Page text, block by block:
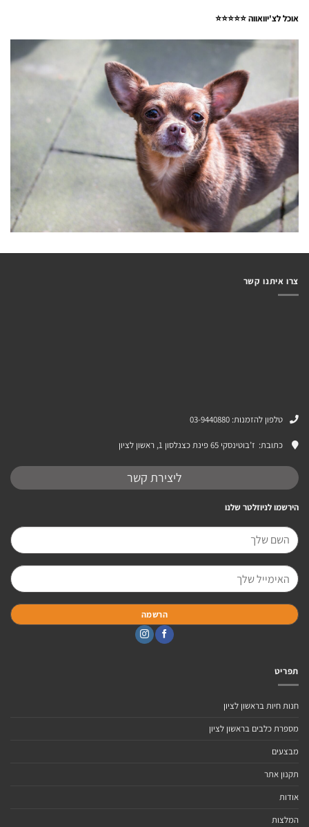
אוכל לצ'יוואווה ⭐⭐⭐⭐⭐
צרו איתנו קשר
טלפון להזמנות: 03-9440880
כתובת: ז’בוטינסקי 65 פינת כצנלסון 1, ראשון לציון
ליצירת קשר
הירשמו לניוזלטר שלנו
תפריט
חנות חיות בראשון לציון
מספרת כלבים בראשון לציון
מבצעים
תקנון אתר
אודות
המלצות